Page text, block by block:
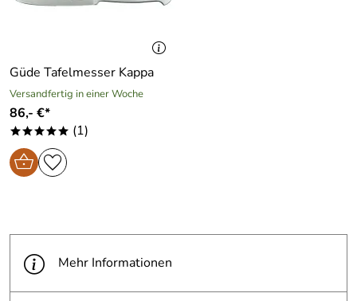
Güde Tafelmesser Kappa
Versandfertig in einer Woche
86,- €*
***** (1)
Mehr Informationen